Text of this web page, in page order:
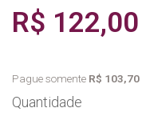
R$ 122,00
Pague somente R$ 103,70
Quantidade